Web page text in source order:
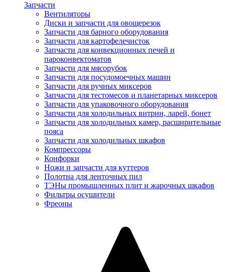
Запчасти
Вентиляторы
Диски и запчасти для овощерезок
Запчасти для барного оборудования
Запчасти для картофелечисток
Запчасти для конвекционных печей и
пароконвектоматов
Запчасти для мясорубок
Запчасти для посудомоечных машин
Запчасти для ручных миксеров
Запчасти для тестомесов и планетарных миксеров
Запчасти для упаковочного оборудования
Запчасти для холодильных витрин, ларей, бонет
Запчасти для холодильных камер, расширительные
пояса
Запчасти для холодильных шкафов
Компрессоры
Конфорки
Ножи и запчасти для куттеров
Полотна для ленточных пил
ТЭНы промышленных плит и жарочных шкафов
Фильтры осушители
Фреоны